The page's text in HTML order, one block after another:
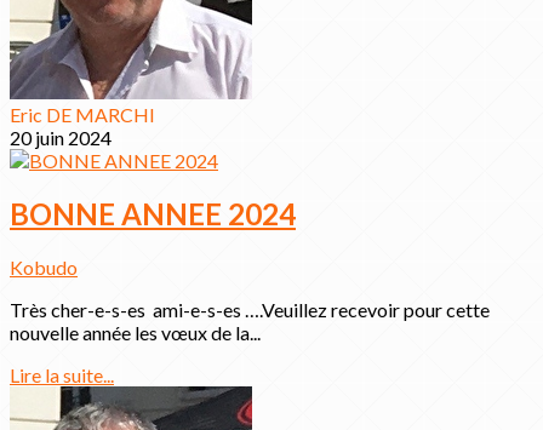
Eric DE MARCHI
20 juin 2024
BONNE ANNEE 2024
Kobudo
Très cher-e-s-es ami-e-s-es ….Veuillez recevoir pour cette
nouvelle année les vœux de la...
Lire la suite...